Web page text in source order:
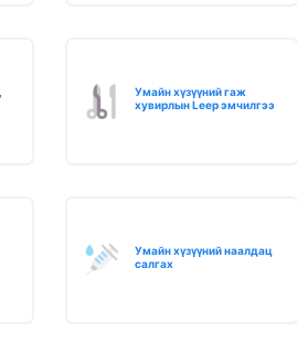
Умайн хүзүүний гаж
хувирлын Leep эмчилгээ
Умайн хүзүүний наалдац
салгах